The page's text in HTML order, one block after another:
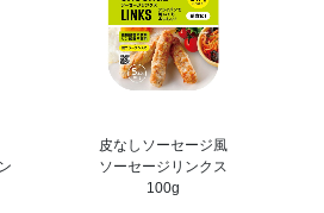
皮なしソーセージ風
ソーセージリンクス
100g